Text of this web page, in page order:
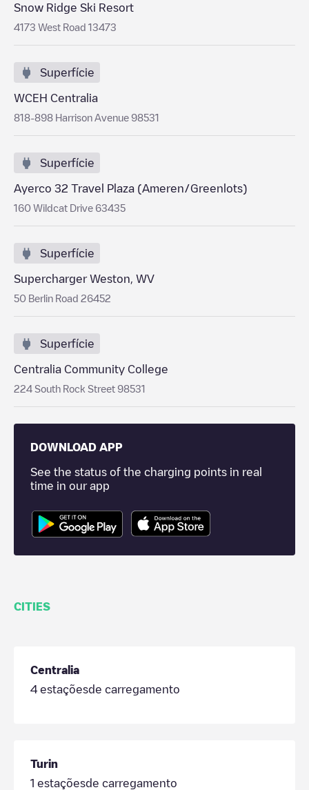
Snow Ridge Ski Resort
4173 West Road 13473
Superfície
WCEH Centralia
818-898 Harrison Avenue 98531
Superfície
Ayerco 32 Travel Plaza (Ameren/Greenlots)
160 Wildcat Drive 63435
Superfície
Supercharger Weston, WV
50 Berlin Road 26452
Superfície
Centralia Community College
224 South Rock Street 98531
DOWNLOAD APP
See the status of the charging points in real
time in our app
CITIES
Centralia
4 estaçõesde carregamento
Turin
1 estaçõesde carregamento